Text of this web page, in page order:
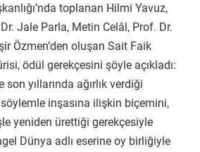
toplanan Hilmi Yavuz,
Jale Parla, Metin Celâl, Prof. Dr.
Özmen’den oluşan Sait Faik
ödül gerekçesini şöyle açıkladı:
son yıllarında ağırlık verdiği
söylemle inşasına ilişkin biçemini,
yeniden ürettiği gerekçesiyle
Dünya adlı eserine oy birliğiyle